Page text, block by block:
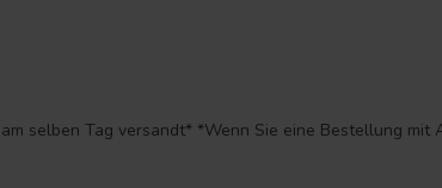
selben Tag versandt* *Wenn Sie eine Bestellung mit